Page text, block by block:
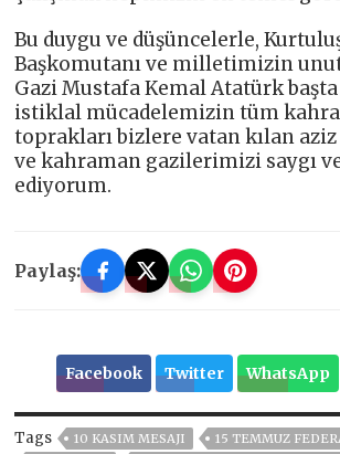
Bu duygu ve düşüncelerle, Kurtuluş
Başkomutanı ve milletimizin
Gazi Mustafa Kemal Atatürk
istiklal mücadelemizin tüm
toprakları bizlere vatan kılan
ve kahraman gazilerimizi saygı
ediyorum.
Paylaş:
Facebook Twitter WhatsApp
Tags 10 KASIM MESAJI
15 TEMMUZ